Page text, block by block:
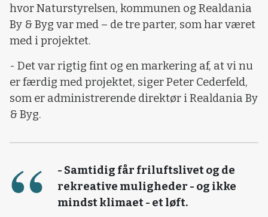
hvor Naturstyrelsen, kommunen og Realdania
By & Byg var med – de tre parter, som har været
med i projektet.
- Det var rigtig fint og en markering af, at vi nu
er færdig med projektet, siger Peter Cederfeld,
som er administrerende direktør i Realdania By
& Byg.
- Samtidig får friluftslivet og de
rekreative muligheder - og ikke
mindst klimaet - et løft.